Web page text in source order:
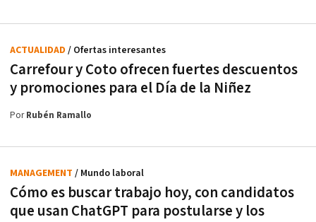
Carrefour y Coto ofrecen fuertes descuentos
y promociones para el Día de la Niñez
ACTUALIDAD / Ofertas interesantes
PorRubén Ramallo
Cómo es buscar trabajo hoy, con candidatos
que usan ChatGPT para postularse y los
MANAGEMENT / Mundo laboral